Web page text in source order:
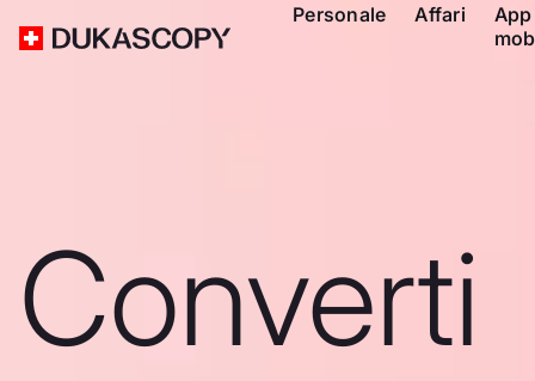
Personale Affari
App
Converti